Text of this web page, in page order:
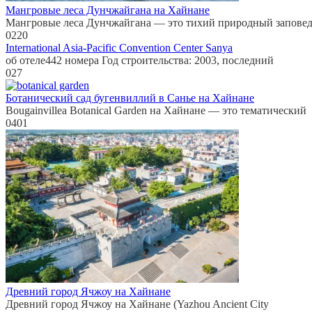
Мангровые леса Дунчжайгана на Хайнане
Мангровые леса Дунчжайгана — это тихий природный
0220
International Asia-Pacific Convention Center Sanya
об отеле442 номера Год строительства: 2003, последний
027
Ботанический сад бугенвиллий в Санье на Хайнане
Bougainvillea Botanical Garden на Хайнане — это тематический
0401
Древний город Ячжоу на Хайнане
Древний город Ячжоу на Хайнане (Yazhou Ancient City